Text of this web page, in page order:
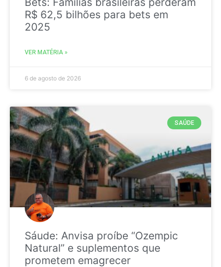
R$ 62,5 bilhões para bets em
2025
VER MATÉRIA »
6 de agosto de 2026
SAÚDE
Sáude: Anvisa proíbe “Ozempic
Natural” e suplementos que
prometem emagrecer